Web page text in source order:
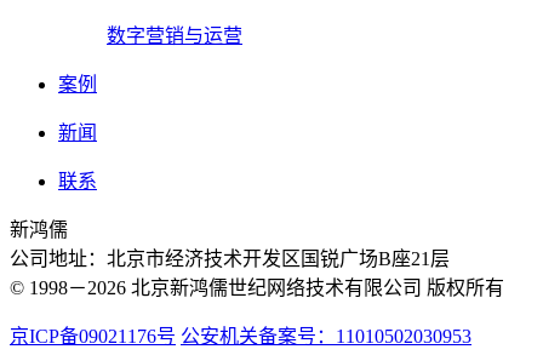
数字营销与运营
案例
新闻
联系
新鸿儒
公司地址：北京市经济技术开发区国锐广场B座21层
© 1998－2026 北京新鸿儒世纪网络技术有限公司 版权所有
京ICP备09021176号 公安机关备案号：11010502030953